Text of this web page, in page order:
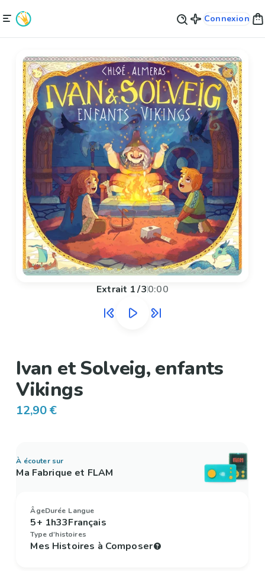
Connexion
Extrait 1/30:00
Ivan et Solveig, enfants
Vikings
12,90 €
À écouter sur
Ma Fabrique et FLAM
Âge
5+
Durée
1h33
Langue
Français
Type d'histoires
Mes Histoires à Composer